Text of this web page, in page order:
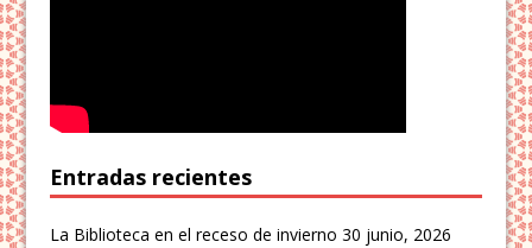
Entradas recientes
La Biblioteca en el receso de invierno 30 junio, 2026